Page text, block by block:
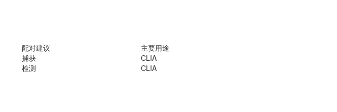
配对建议
主要用途
捕获
CLIA
检测 CLIA